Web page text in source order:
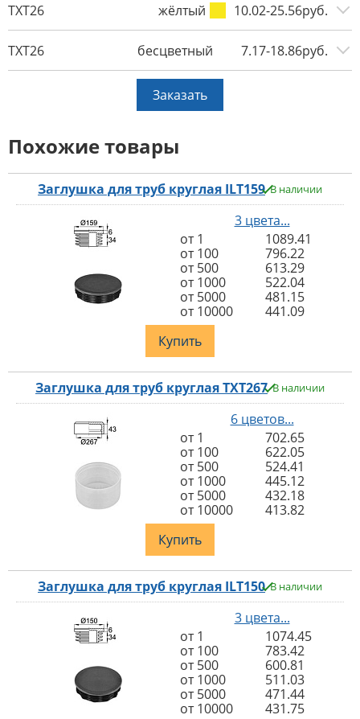
TXT26 жёлтый 10.02-25.56руб.
TXT26 бесцветный 7.17-18.86руб.
Заказать
Похожие товары
Заглушка для труб круглая ILT159 В наличии
3 цвета...
от 1
1089.41
от 100
796.22
от 500
613.29
от 1000
522.04
от 5000
481.15
от 10000
441.09
Купить
Заглушка для труб круглая TXT267 В наличии
6 цветов...
от 1
702.65
от 100
622.05
от 500
524.41
от 1000
445.12
от 5000
432.18
от 10000
413.82
Купить
Заглушка для труб круглая ILT150 В наличии
3 цвета...
от 1
1074.45
от 100
783.42
от 500
600.81
от 1000
511.03
от 5000
471.44
от 10000
431.75